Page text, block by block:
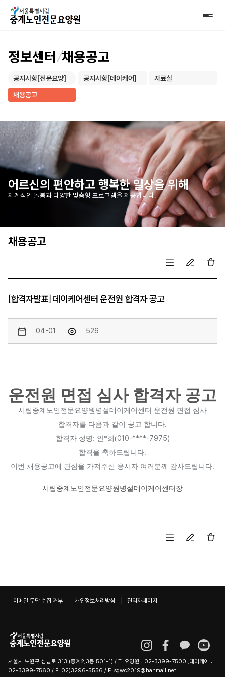
정보센터 채용공고
공지사항[전문요양] 공지사항[데이케어] 자료실
채용공고
어르신의 편안하고 행복한 일상을 위해
체계적인 돌봄과 다양한 맞춤형 프로그램을 제공합니다.
채용공고
[합격자발표] 데이케어센터 운전원 합격자 공고
04-01 526
운전원 면접 심사 합격자 공고
시립중계노인전문요양원병설데이케어센터 운전원 면접 심사
합격자를 다음과 같이 공고 합니다.
합격자 성명: 안*희(010-****-7975)
합격을 축하드립니다.
이번 채용공고에 관심을 가져주신 응시자 여러분께 감사드립니다.
시립중계노인전문요양원병설데이케어센터장
이메일 무단 수집 거부 개인정보처리방침 관리자페이지
서울시 노원구 섬밭로 313 (중계2,3동 501-1) / T. 요양원 : 02-3399-7500 ,데이케어 :
02-3399-7560 / F. 02)3296-5556 / E. sgwc2019@hanmail.net